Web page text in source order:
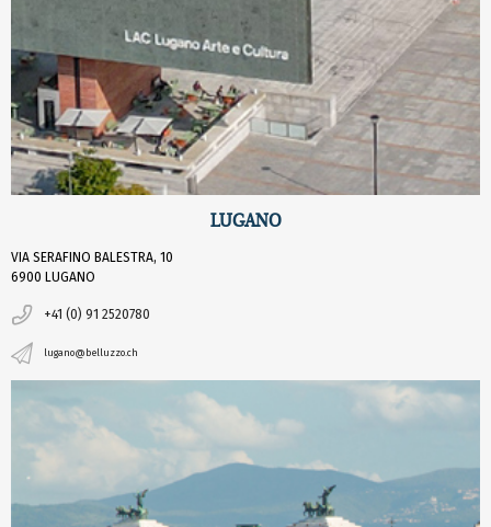
LUGANO
VIA SERAFINO BALESTRA, 10
6900 LUGANO
+41 (0) 91 2520780
lugano@belluzzo.ch